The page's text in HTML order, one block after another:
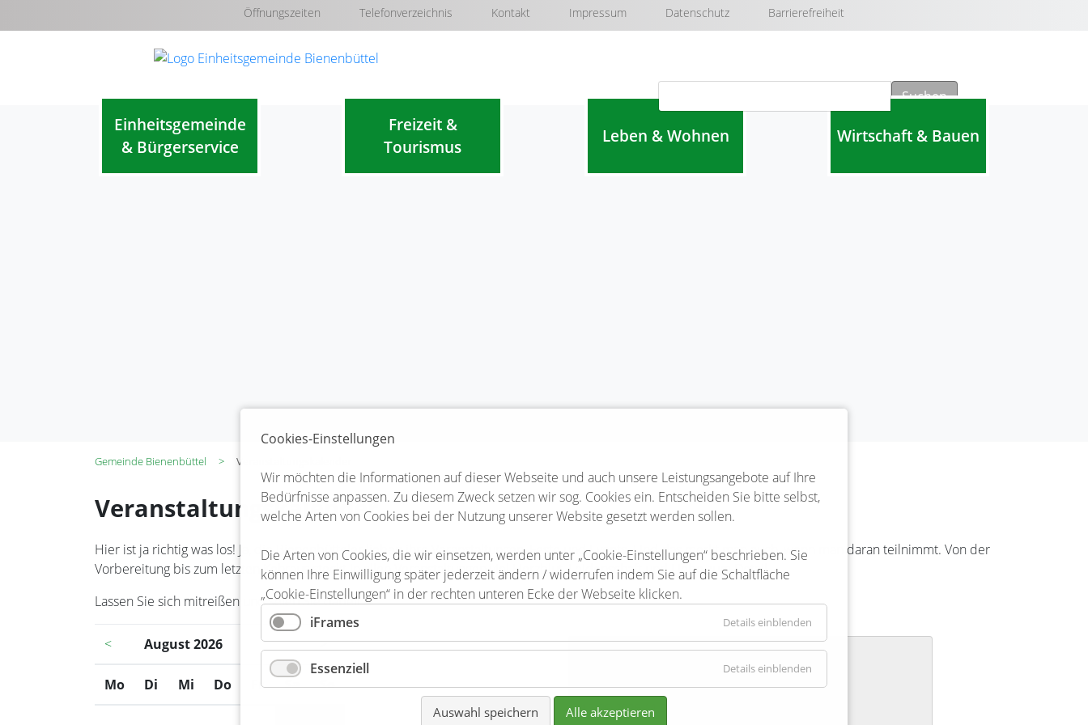
Öffnungszeiten Telefonverzeichnis Kontakt Impressum Datenschutz Barrierefreiheit
Suchen
Einheitsgemeinde
& Bürgerservice
Freizeit &
Tourismus
Leben & Wohnen Wirtschaft & Bauen
Gemeinde Bienenbüttel Veranstaltungskalender
Veranstaltungskalender
Hier ist ja richtig was los! Ja, die Bienenbütteler lieben ihre Veranstaltungen, Feste und Events. Und das merkt man auch, wenn man daran teilnimmt. Von der
Vorbereitung bis zum letzten Kehraus steckt in allen Veranstaltungen viel Herzblut, Leidenschaft und Liebe zum Detail.
Lassen Sie sich mitreißen und seien Sie dabei!
< August 2026 >
Mo ntag
Di enstag
Mi ttwoch
Do nnerstag
Freitag
Samstag
Sonntag
Kulturverein Bienenbüttel e.V.
13-09-2025 11:00–14-09-2025 18:00
Cookies-Einstellungen
Wir möchten die Informationen auf dieser Webseite und auch unsere Leistungsangebote auf Ihre
Bedürfnisse anpassen. Zu diesem Zweck setzen wir sog. Cookies ein. Entscheiden Sie bitte selbst,
welche Arten von Cookies bei der Nutzung unserer Website gesetzt werden sollen.
Die Arten von Cookies, die wir einsetzen, werden unter „Cookie-Einstellungen“ beschrieben. Sie
können Ihre Einwilligung später jederzeit ändern / widerrufen indem Sie auf die Schaltfläche
„Cookie-Einstellungen“ in der rechten unteren Ecke der Webseite klicken.
iFrames
Details einblenden
Essenziell Details einblenden
Auswahl speichern Alle akzeptieren